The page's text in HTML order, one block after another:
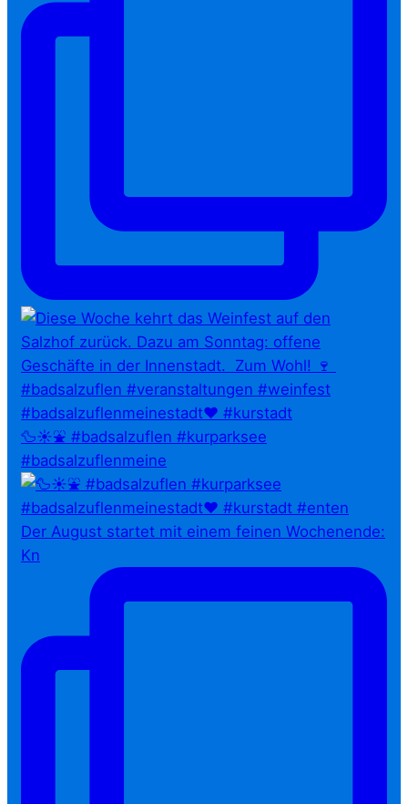
🦆☀️⛲ #badsalzuflen #kurparksee
#badsalzuflenmeine
Der August startet mit einem feinen Wochenende:
Kn